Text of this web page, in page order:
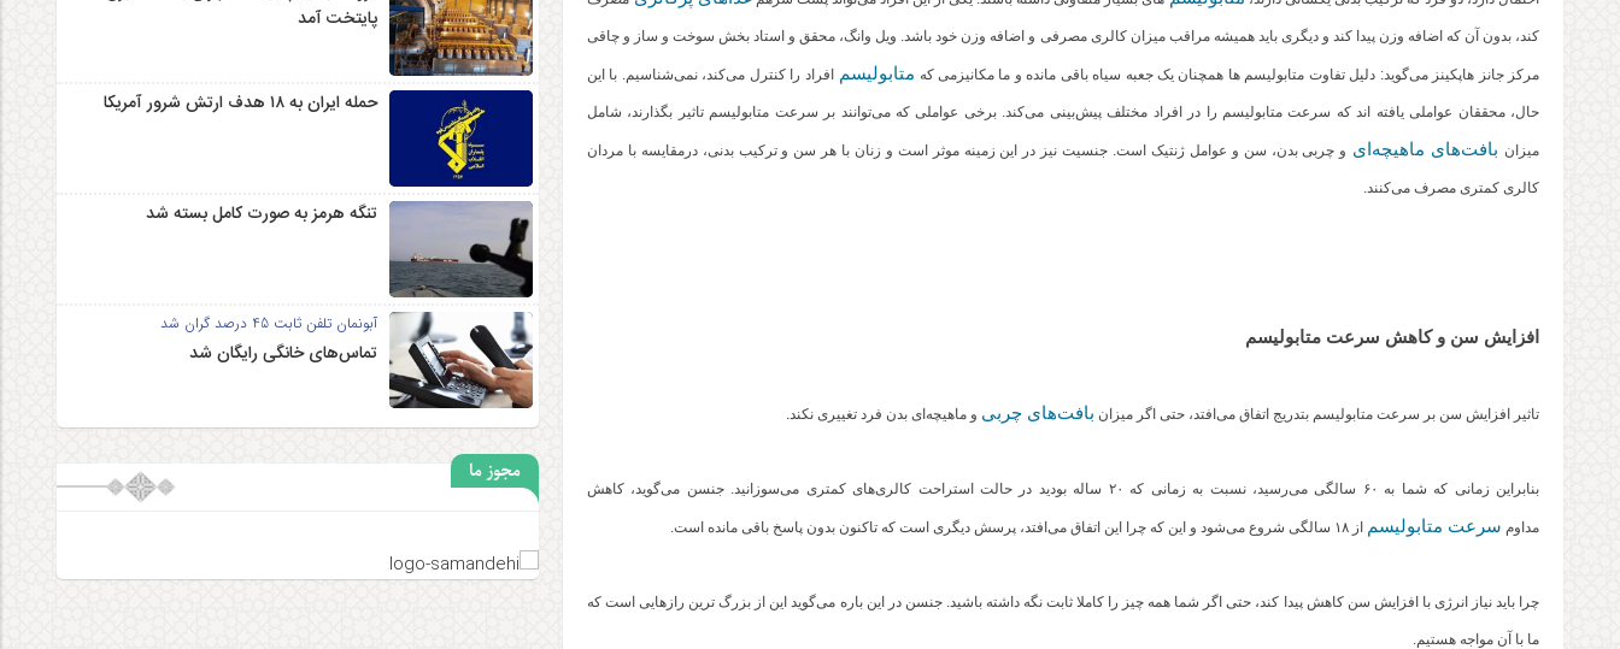
کند، بدون آن که اضافه وزن پیدا کند و دیگری باید همیشه مراقب میزان کالری مصرفی و اضافه وزن خود باشد. ویل وانگ، محقق و استاد بخش سوخت و ساز و چاقی
مرکز جانز هاپکینز می‌گوید: دلیل تفاوت متابولیسم‌ ها همچنان یک جعبه سیاه باقی مانده و ما مکانیزمی که متابولیسم افراد را کنترل می‌کند، نمی‌شناسیم. با این
حال، محققان عواملی یافته اند که سرعت متابولیسم را در افراد مختلف پیش‌بینی می‌کند. برخی عواملی که می‌توانند بر سرعت متابولیسم تاثیر بگذارند، شامل
میزان بافت‌های ماهیچه‌ای و چربی بدن، سن و عوامل ژنتیک است. جنسیت نیز در این زمینه موثر است و زنان با هر سن و ترکیب بدنی، درمقایسه با مردان
کالری کمتری مصرف می‌کنند.
افزایش سن و کاهش سرعت متابولیسم
تاثیر افزایش سن بر سرعت متابولیسم بتدریج اتفاق می‌افتد، حتی اگر میزان بافت‌های چربی و ماهیچه‌ای بدن فرد تغییری نکند.
بنابراین زمانی که شما به ۶۰ سالگی می‌رسید، نسبت به زمانی که ۲۰ ساله بودید در حالت استراحت کالری‌های کمتری می‌سوزانید. جنسن می‌گوید، کاهش
مداوم سرعت متابولیسم از ۱۸ سالگی شروع می‌شود و این که چرا این اتفاق می‌افتد، پرسش دیگری است که تاکنون بدون پاسخ باقی مانده است.
چرا باید نیاز انرژی با افزایش سن کاهش پیدا کند، حتی اگر شما همه چیز را کاملا ثابت نگه داشته باشید. جنسن در این باره می‌گوید این از بزرگ‌ ترین رازهایی است که
ما با آن مواجه هستیم.
پایتخت آمد
حمله ایران به ۱۸ هدف ارتش شرور آمریکا
تنگه هرمز به صورت کامل بسته شد
آبونمان تلفن ثابت 45 درصد گران شد
تماس‌های خانگی رایگان شد
مجوز ما